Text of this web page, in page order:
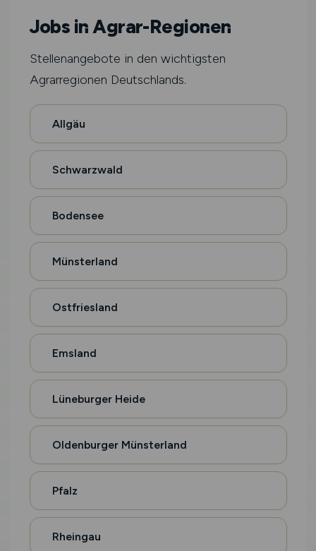
Jobs in Agrar-Regionen
Stellenangebote in den wichtigsten
Agrarregionen Deutschlands.
Allgäu
Schwarzwald
Bodensee
Münsterland
Ostfriesland
Emsland
Lüneburger Heide
Oldenburger Münsterland
Pfalz
Rheingau